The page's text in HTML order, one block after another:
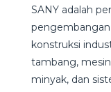
SANY adalah
konstruksi
tambang,
minyak, dan